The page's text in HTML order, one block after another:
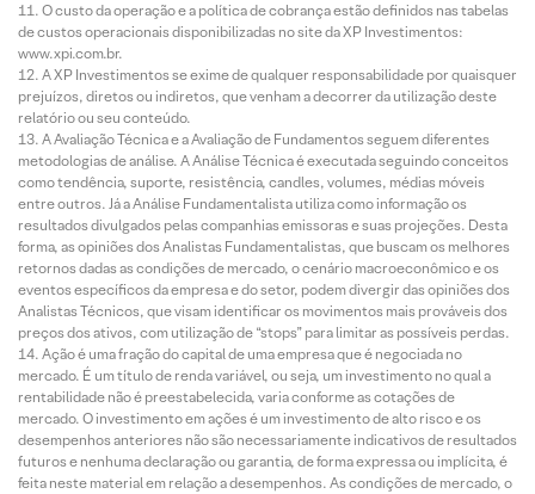
O custo da operação e a política de cobrança estão definidos nas tabelas
de custos operacionais disponibilizadas no site da XP Investimentos:
www.xpi.com.br.
A XP Investimentos se exime de qualquer responsabilidade por quaisquer
prejuízos, diretos ou indiretos, que venham a decorrer da utilização deste
relatório ou seu conteúdo.
A Avaliação Técnica e a Avaliação de Fundamentos seguem diferentes
metodologias de análise. A Análise Técnica é executada seguindo conceitos
como tendência, suporte, resistência, candles, volumes, médias móveis
entre outros. Já a Análise Fundamentalista utiliza como informação os
resultados divulgados pelas companhias emissoras e suas projeções. Desta
forma, as opiniões dos Analistas Fundamentalistas, que buscam os melhores
retornos dadas as condições de mercado, o cenário macroeconômico e os
eventos específicos da empresa e do setor, podem divergir das opiniões dos
Analistas Técnicos, que visam identificar os movimentos mais prováveis dos
preços dos ativos, com utilização de “stops” para limitar as possíveis perdas.
Ação é uma fração do capital de uma empresa que é negociada no
mercado. É um título de renda variável, ou seja, um investimento no qual a
rentabilidade não é preestabelecida, varia conforme as cotações de
mercado. O investimento em ações é um investimento de alto risco e os
desempenhos anteriores não são necessariamente indicativos de resultados
futuros e nenhuma declaração ou garantia, de forma expressa ou implícita, é
feita neste material em relação a desempenhos. As condições de mercado, o